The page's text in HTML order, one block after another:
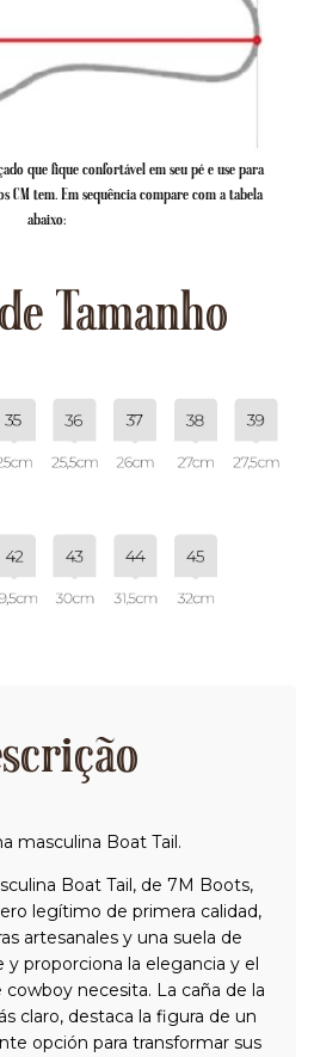
que fique confortável em seu pé e use para
CM tem. Em sequência compare com a tabela
abaixo:
Tamanho
masculina Boat Tail.
Boat Tail, de 7M Boots,
legítimo de primera calidad,
artesanales y una suela de
proporciona la elegancia y el
necesita. La caña de la
claro, destaca la figura de un
opción para transformar sus